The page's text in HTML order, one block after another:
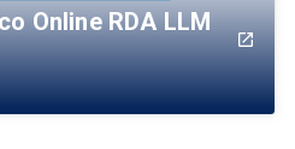
Online RDA LLM
launch